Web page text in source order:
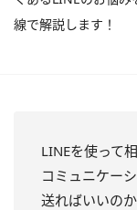
線で解説します！
LINEを使って
コミュニケー
送ればいいの